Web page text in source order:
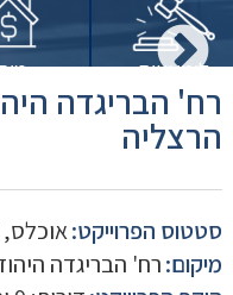
מיסוי
מקרקעין
הרצליה
סטטוס הפרוייקט:
מיקום:רח' הבריגדה היהודית/